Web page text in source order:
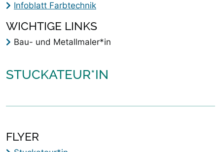
Infoblatt Farbtechnik
WICHTIGE LINKS
Bau- und Metallmaler*in
STUCKATEUR*IN
FLYER